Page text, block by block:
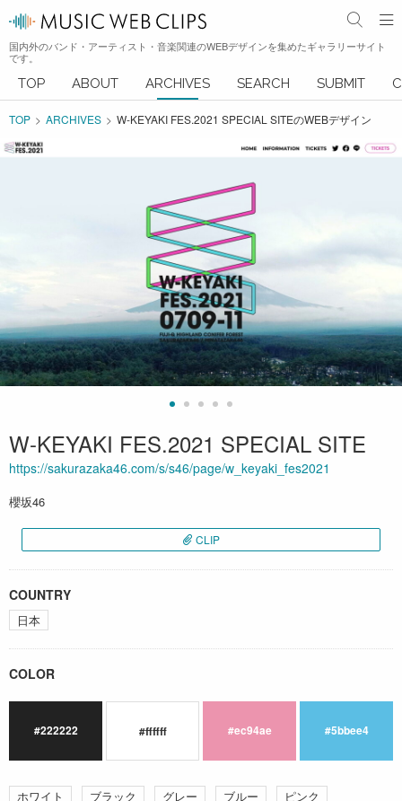
国内外のバンド・アーティスト・音楽関連のWEBデザインを集めたギャラリーサイト
です。
TOP ABOUT ARCHIVES SEARCH SUBMIT
TOP ARCHIVES W-KEYAKI FES.2021 SPECIAL SITEのWEBデザイン
W-KEYAKI FES.2021 SPECIAL SITE
https://sakurazaka46.com/s/s46/page/w_keyaki_fes2021
櫻坂46
CLIP
COUNTRY
日本
COLOR
#222222 #ffffff #ec94ae #5bbee4
ホワイト ブラック グレー ブルー ピンク